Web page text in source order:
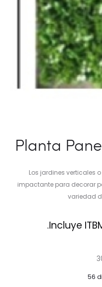
Planta
Los jardines verticales
impactante para decorar
variedad
Incluye
56